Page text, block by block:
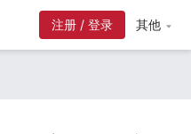
注册 / 登录 其他